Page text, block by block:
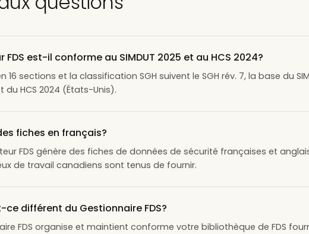
FDS est-il conforme au SIMDUT 2025 et au HCS 2024?
16 sections et la classification SGH suivent le SGH rév. 7, la base du
HCS 2024 (États-Unis).
fiches en français?
FDS génère des fiches de données de sécurité françaises et
de travail canadiens sont tenus de fournir.
ce différent du Gestionnaire FDS?
FDS organise et maintient conforme votre bibliothèque de FDS